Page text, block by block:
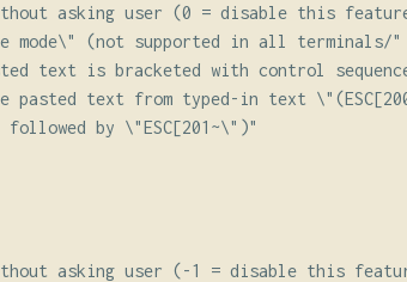
asking user (0 = disable this
mode\" (not supported in all terminals/"
text is bracketed with control
pasted text from typed-in text
by \"ESC[201~\")"
asking user (-1 = disable this